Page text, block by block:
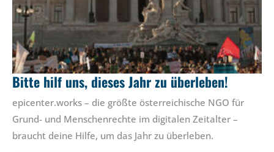
Bitte hilf uns, dieses Jahr zu überleben!
epicenter.works – die größte österreichische NGO für
Grund- und Menschenrechte im digitalen Zeitalter –
braucht deine Hilfe, um das Jahr zu überleben.